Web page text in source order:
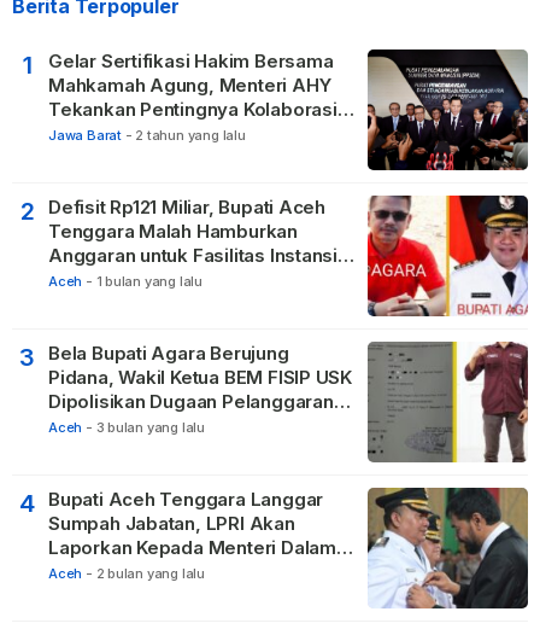
Berita Terpopuler
1
Gelar Sertifikasi Hakim Bersama
Mahkamah Agung, Menteri AHY
Tekankan Pentingnya Kolaborasi
untuk Hadirkan Keadilan bagi
Jawa Barat - 2 tahun yang lalu
2
Defisit Rp121 Miliar, Bupati Aceh
Tenggara Malah Hamburkan
Anggaran untuk Fasilitas Instansi
Vertikal
Aceh - 1 bulan yang lalu
3
Bela Bupati Agara Berujung
Pidana, Wakil Ketua BEM FISIP USK
Dipolisikan Dugaan Pelanggaran
Privasi dan UU ITE
Aceh - 3 bulan yang lalu
4
Bupati Aceh Tenggara Langgar
Sumpah Jabatan, LPRI Akan
Laporkan Kepada Menteri Dalam
Negeri
Aceh - 2 bulan yang lalu